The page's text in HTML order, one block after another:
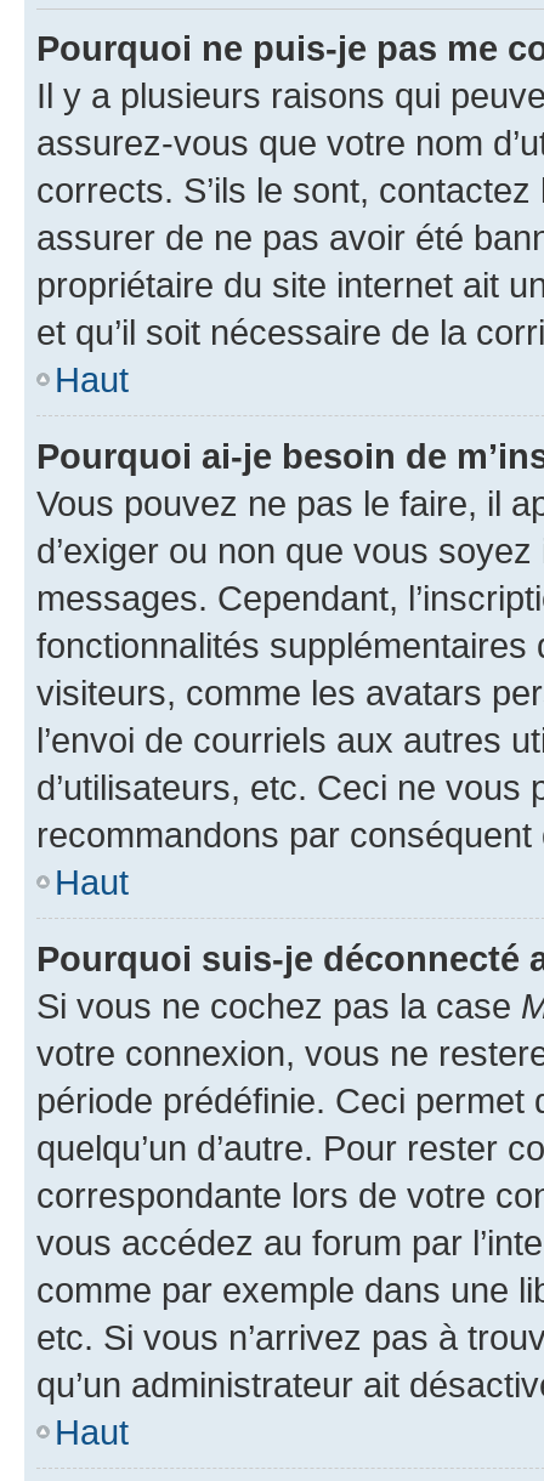
Pourquoi ne puis-je pas me
Il y a plusieurs raisons qui
assurez-vous que votre nom
corrects. S’ils le sont,
assurer de ne pas avoir été
propriétaire du site internet ait
et qu’il soit nécessaire de la
Haut
Pourquoi ai-je besoin de
Vous pouvez ne pas le faire, il
d’exiger ou non que vous
messages. Cependant,
fonctionnalités
visiteurs, comme les avatars
l’envoi de courriels aux autres
d’utilisateurs, etc. Ceci ne vous
recommandons par conséquent
Haut
Pourquoi suis-je déconnecté
Si vous ne cochez pas la case
votre connexion, vous ne
période prédéfinie. Ceci permet
quelqu’un d’autre. Pour rester
correspondante lors de votre
vous accédez au forum par
comme par exemple dans une
etc. Si vous n’arrivez pas à
qu’un administrateur ait
Haut